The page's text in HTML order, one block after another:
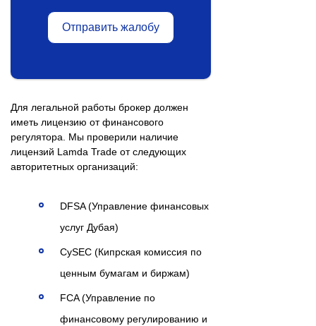
Отправить жалобу
Для легальной работы брокер должен
иметь лицензию от финансового
регулятора. Мы проверили наличие
лицензий Lamda Trade от следующих
авторитетных организаций:
DFSA (Управление финансовых
услуг Дубая)
CySEC (Кипрская комиссия по
ценным бумагам и биржам)
FCA (Управление по
финансовому регулированию и